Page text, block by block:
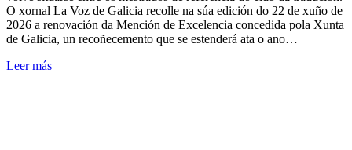
O xornal La Voz de Galicia recolle na súa edición do 22 de xuño de
2026 a renovación da Mención de Excelencia concedida pola Xunta
de Galicia, un recoñecemento que se estenderá ata o ano…
Leer más